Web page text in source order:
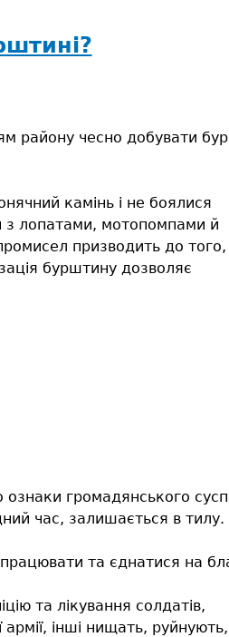
району чесно добувати
камінь і не боялися
з лопатами, мотопомпами й
призводить до
бурштину дозволяє
громадянського
час, залишається в тилу.
та єднатися на
та лікування солдатів,
армії, інші нищать, руйнують,